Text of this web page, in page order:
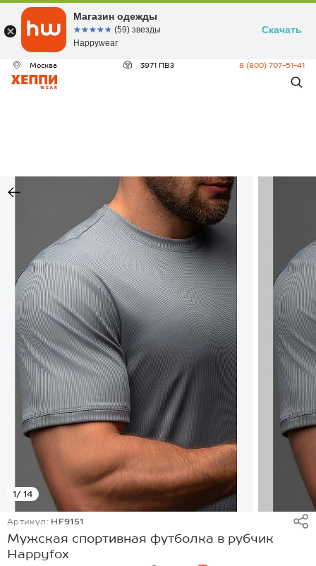
Москва 3971 ПВЗ 8 (800) 707-51-41
1/ 14
Артикул: HF9151
Мужская спортивная футболка в рубчик
Happyfox
Магазин одежды
☆☆☆☆☆
★★★★★ (59) звезды
Happywear
Скачать